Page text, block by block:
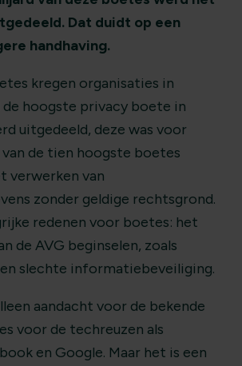
Dat duidt op een
handhaving.
kregen organisaties in
hoogste privacy boete in
uitgedeeld, deze was voor
de tien hoogste boetes
verwerken van
zonder geldige rechtsgrond.
redenen voor boetes: het
de AVG beginselen, zoals
slechte informatiebeveiliging.
aandacht voor de bekende
voor de techreuzen als
en Google. Maar het is een